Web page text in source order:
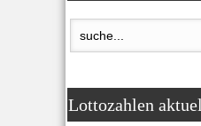
Lottozahlen